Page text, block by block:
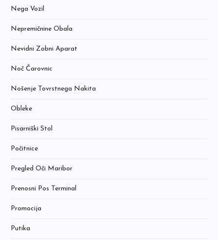
Nega Vozil
Nepremičnine Obala
Nevidni Zobni Aparat
Noč Čarovnic
Nošenje Tovrstnega Nakita
Obleke
Pisarniški Stol
Počitnice
Pregled Oči Maribor
Prenosni Pos Terminal
Promocija
Putika